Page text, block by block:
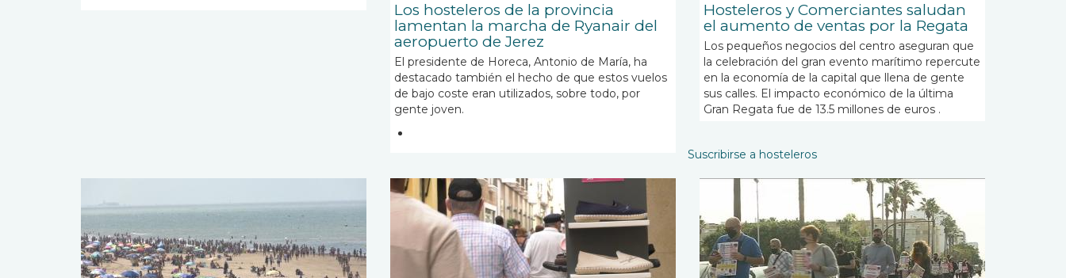
Los hosteleros de la provincia
lamentan la marcha de Ryanair del
aeropuerto de Jerez
El presidente de Horeca, Antonio de María, ha
destacado también el hecho de que estos vuelos
de bajo coste eran utilizados, sobre todo, por
gente joven.
Hosteleros y Comerciantes saludan
el aumento de ventas por la Regata
Los pequeños negocios del centro aseguran que
la celebración del gran evento marítimo repercute
en la economía de la capital que llena de gente
sus calles. El impacto económico de la última
Gran Regata fue de 13.5 millones de euros .
Suscribirse a hosteleros